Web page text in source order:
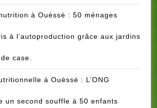
à Ouèssè : 50 ménages
à l’autoproduction grâce aux jardins
case.
à Ouèssè : L’ONG
un second souffle à 50 enfants